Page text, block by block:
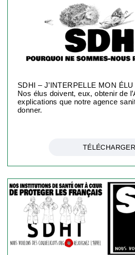
SDHI – J’INTERPELLE MON ÉLU
Nos élus doivent, eux, obtenir de
explications que notre agence
donner.
TÉLÉCHARGER